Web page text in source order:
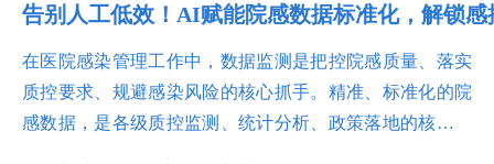
告别人工低效！AI赋能院感数据标准化，解锁感
在医院感染管理工作中，数据监测是把控院感质量、落实
质控要求、规避感染风险的核心抓手。精准、标准化的院
感数据，是各级质控监测、统计分析、政策落地的核心支